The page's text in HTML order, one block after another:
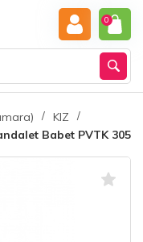
0
KIZ
Babet PVTK 305